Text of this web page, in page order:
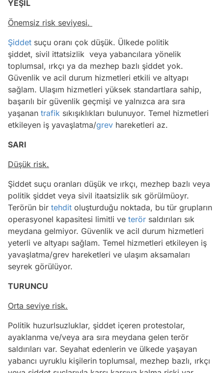
YEŞİL
Önemsiz risk seviyesi.
Şiddet suçu oranı çok düşük. Ülkede politik
şiddet, sivil ittatsizlik veya yabancılara yönelik
toplumsal, ırkçı ya da mezhep bazlı şiddet yok.
Güvenlik ve acil durum hizmetleri etkili ve altyapı
sağlam. Ulaşım hizmetleri yüksek standartlara sahip,
başarılı bir güvenlik geçmişi ve yalnızca ara sıra
yaşanan trafik sıkışıklıkları bulunuyor. Temel hizmetleri
etkileyen iş yavaşlatma/grev hareketleri az.
SARI
Düşük risk.
Şiddet suçu oranları düşük ve ırkçı, mezhep bazlı veya
politik şiddet veya sivil itaatsizlik sık görülmüoyr.
Terörün bir tehdit oluşturduğu noktada, bu tür grupların
operasyonel kapasitesi limitli ve terör saldırıları sık
meydana gelmiyor. Güvenlik ve acil durum hizmetleri
yeterli ve altyapı sağlam. Temel hizmetleri etkileyen iş
yavaşlatma/grev hareketleri ve ulaşım aksamaları
seyrek görülüyor.
TURUNCU
Orta seviye risk.
Politik huzurlsuzluklar, şiddet içeren protestolar,
ayaklanma ve/veya ara sıra meydana gelen terör
saldırıları var. Seyahat edenlerin ve ülkede yaşayan
yabancı uyruklu kişilerin toplumsal, mezhep bazlı, ırkçı